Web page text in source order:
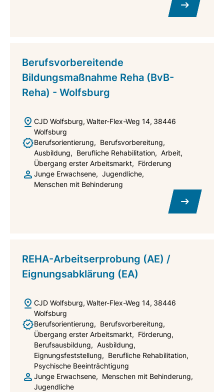
Berufsvorbereitende
Bildungsmaßnahme Reha (BvB-
Reha) - Wolfsburg
CJD Wolfsburg Walter-Flex-Weg 14 38446
Wolfsburg
Berufsorientierung
Berufsvorbereitung
Ausbildung
Berufliche Rehabilitation
Arbeit
Übergang erster Arbeitsmarkt
Förderung
Junge Erwachsene
Jugendliche
Menschen mit Behinderung
REHA-Arbeitserprobung (AE) /
Eignungsabklärung (EA)
CJD Wolfsburg Walter-Flex-Weg 14 38446
Wolfsburg
Berufsorientierung
Berufsvorbereitung
Übergang erster Arbeitsmarkt
Förderung
Berufsausbildung
Ausbildung
Eignungsfeststellung
Berufliche Rehabilitation
Psychische Beeinträchtigung
Junge Erwachsene
Menschen mit Behinderung
Jugendliche